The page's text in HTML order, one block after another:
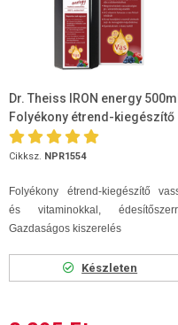
Dr. Theiss IRON energy 500ml
Folyékony étrend-kiegészítő
Cikksz. NPR1554
Folyékony étrend-kiegészítő
és vitaminokkal,
Gazdaságos kiszerelés
Készleten